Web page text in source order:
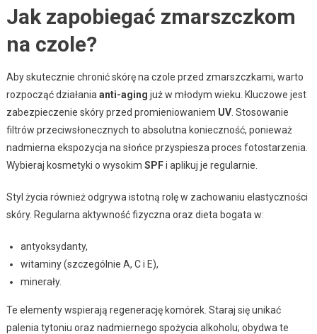
Jak zapobiegać zmarszczkom
na czole?
Aby skutecznie chronić skórę na czole przed zmarszczkami, warto
rozpocząć działania anti-aging już w młodym wieku. Kluczowe jest
zabezpieczenie skóry przed promieniowaniem UV. Stosowanie
filtrów przeciwsłonecznych to absolutna konieczność, ponieważ
nadmierna ekspozycja na słońce przyspiesza proces fotostarzenia.
Wybieraj kosmetyki o wysokim SPFi aplikuj je regularnie.
Styl życia również odgrywa istotną rolę w zachowaniu elastyczności
skóry. Regularna aktywność fizyczna oraz dieta bogata w:
antyoksydanty,
witaminy (szczególnie A, C i E),
minerały.
Te elementy wspierają regenerację komórek. Staraj się unikać
palenia tytoniu oraz nadmiernego spożycia alkoholu; obydwa te